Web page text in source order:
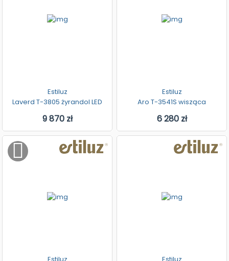
Estiluz
Laverd T-3805 żyrandol LED
9 870 zł
Estiluz
Aro T-3541S wisząca
6 280 zł